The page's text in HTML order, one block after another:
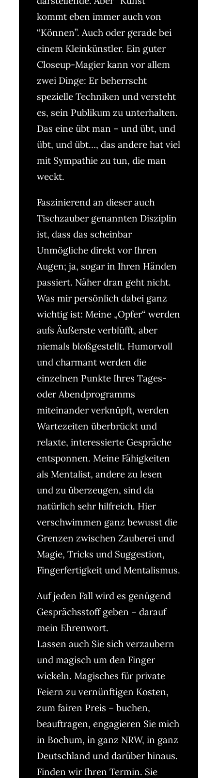
kommt eben immer auch von
“Können”. Auch oder gerade bei
einem Kleinkünstler. Ein guter
Closeup-Magier kann vor allem
zwei Dinge: Er beherrscht
spezielle Techniken und versteht
es, sein Publikum zu unterhalten.
Das eine übt man – und übt, und
übt, und übt…, das andere hat viel
mit Sympathie zu tun, die man
weckt.
Faszinierend an dieser auch
Tischzauber genannten Disziplin
ist, dass das scheinbar
Unmögliche direkt vor Ihren
Augen; ja, sogar in Ihren Händen
passiert. Näher dran geht nicht.
Was mir persönlich dabei ganz
wichtig ist: Meine „Opfer“ werden
aufs Äußerste verblüfft, aber
niemals bloßgestellt. Humorvoll
und charmant werden die
einzelnen Punkte Ihres Tages-
oder Abendprogramms
miteinander verknüpft, werden
Wartezeiten überbrückt und
relaxte, interessierte Gespräche
entsponnen. Meine Fähigkeiten
als Mentalist, andere zu lesen
und zu überzeugen, sind da
natürlich sehr hilfreich. Hier
verschwimmen ganz bewusst die
Grenzen zwischen Zauberei und
Magie, Tricks und Suggestion,
Fingerfertigkeit und Mentalismus.
Auf jeden Fall wird es genügend
Gesprächsstoff geben – darauf
mein Ehrenwort.
Lassen auch Sie sich verzaubern
und magisch um den Finger
wickeln. Magisches für private
Feiern zu vernünftigen Kosten,
zum fairen Preis – buchen,
beauftragen, engagieren Sie mich
in Bochum, in ganz NRW, in ganz
Deutschland und darüber hinaus.
Finden wir Ihren Termin. Sie